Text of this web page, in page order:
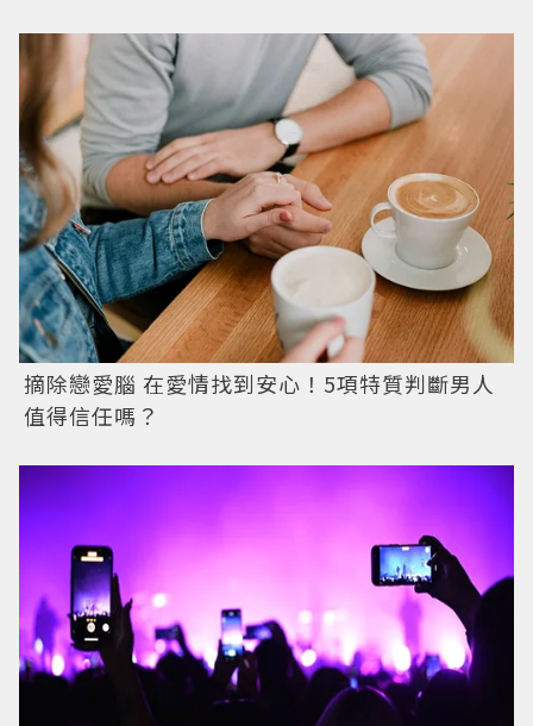
摘除戀愛腦 在愛情找到安心！5項特質判斷男人
值得信任嗎？